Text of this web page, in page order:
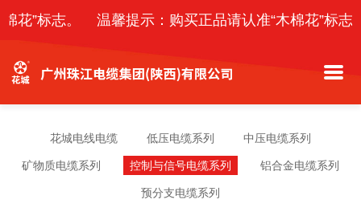
花”标志。 温馨提示：购买正品请认准“木棉花”标志
花城电线电缆 低压电缆系列 中压电缆系列
矿物质电缆系列 控制与信号电缆系列 铝合金电缆系列
预分支电缆系列